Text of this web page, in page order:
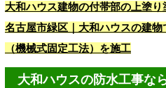
大和ハウス建物の付帯部の上塗
名古屋市緑区｜大和ハウスの建
（機械式固定工法）を施工
大和ハウスの防水工事な